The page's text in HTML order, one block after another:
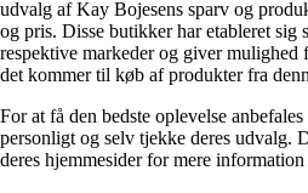
udvalg af Kay Bojesens sparv og
og pris. Disse butikker har etableret sig
respektive markeder og giver mulighed
det kommer til køb af produkter fra
For at få den bedste oplevelse
personligt og selv tjekke deres udvalg.
deres hjemmesider for mere